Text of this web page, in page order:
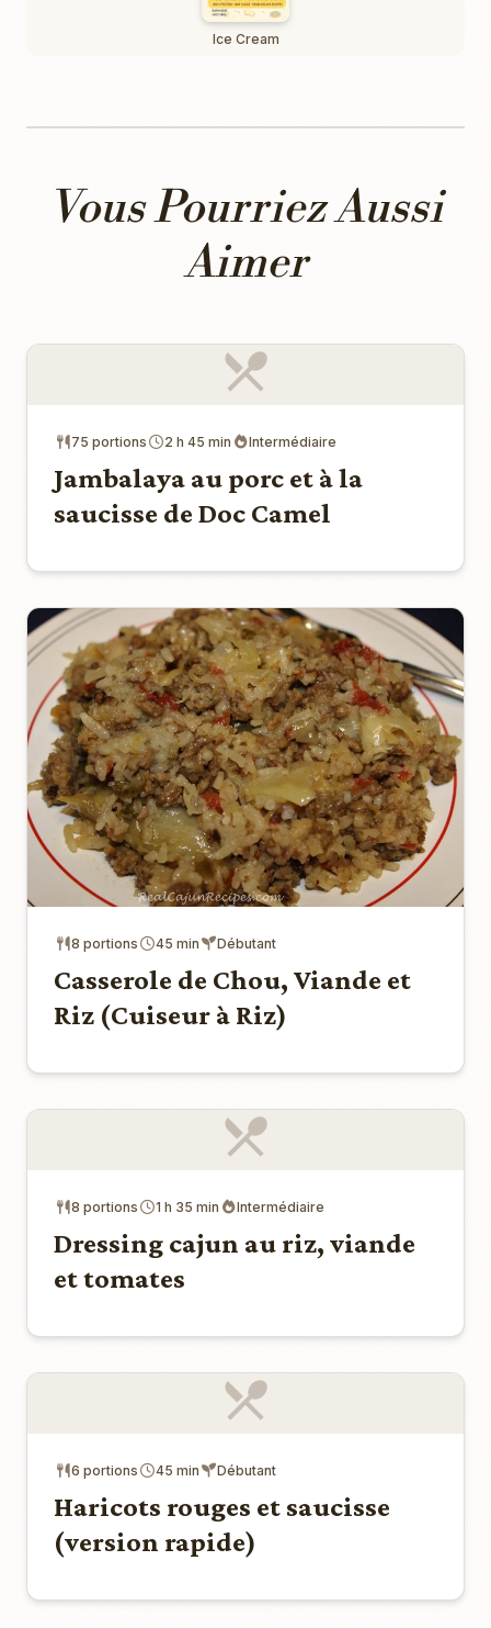
Ice Cream
Vous Pourriez Aussi
Aimer
75 portions 2 h 45 min Intermédiaire
Jambalaya au porc et à la
saucisse de Doc Camel
8 portions 45 min Débutant
Casserole de Chou, Viande et
Riz (Cuiseur à Riz)
8 portions 1 h 35 min Intermédiaire
Dressing cajun au riz, viande
et tomates
6 portions 45 min Débutant
Haricots rouges et saucisse
(version rapide)